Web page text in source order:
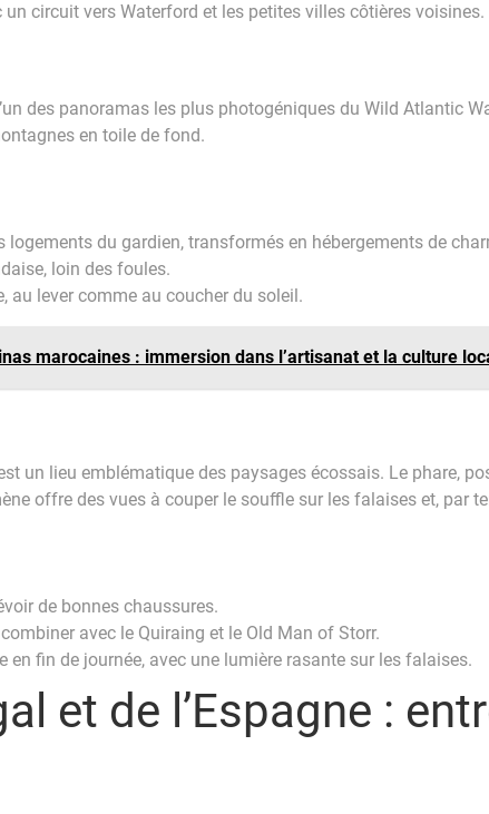
circuit vers Waterford et les petites villes côtières voisines.
des panoramas les plus photogéniques du Wild Atlantic
en toile de fond.
du gardien, transformés en hébergements de
loin des foules.
au lever comme au coucher du soleil.
marocaines : immersion dans l’artisanat et la culture
un lieu emblématique des paysages écossais. Le phare,
offre des vues à couper le souffle sur les falaises et, par
de bonnes chaussures.
avec le Quiraing et le Old Man of Storr.
fin de journée, avec une lumière rasante sur les falaises.
et de l’Espagne :